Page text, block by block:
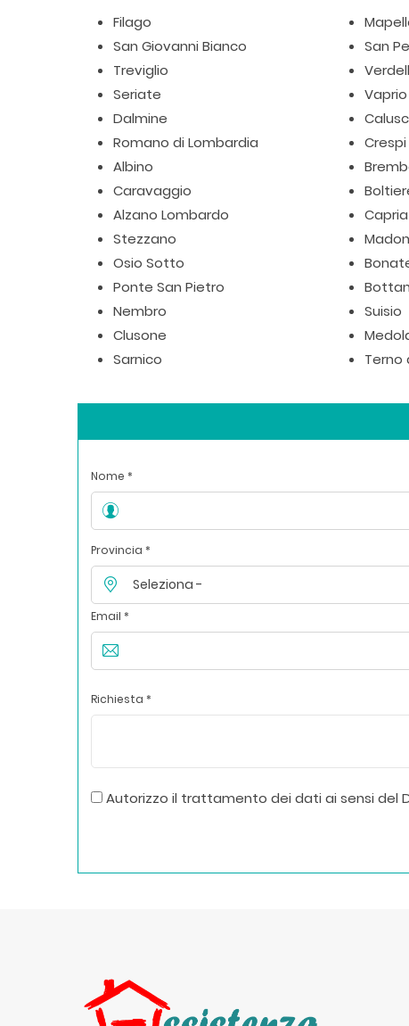
Filago
San Giovanni Bianco
Treviglio
Seriate
Dalmine
Romano di Lombardia
Albino
Caravaggio
Alzano Lombardo
Stezzano
Osio Sotto
Ponte San Pietro
Nembro
Clusone
Sarnico
San
Suisio
Terno
Nome *
Provincia *
Email *
Richiesta *
Autorizzo il trattamento dei dati ai sensi del